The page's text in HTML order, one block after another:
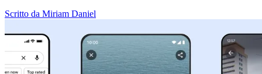
Scritto da Miriam Daniel